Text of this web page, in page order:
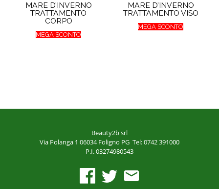
MARE D’INVERNO
TRATTAMENTO
CORPO
MEGA SCONTO
MARE D’INVERNO
TRATTAMENTO VISO
MEGA SCONTO
Beauty2b srl
Via Polanga 1 06034 Foligno PG Tel: 0742 391000
P.I. 03274980543